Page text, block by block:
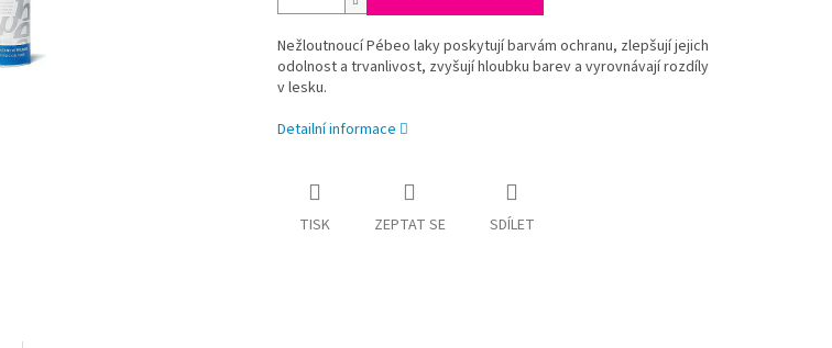
Nežloutnoucí Pébeo laky poskytují barvám ochranu, zlepšují jejich
odolnost a trvanlivost, zvyšují hloubku barev a vyrovnávají rozdíly
v lesku.
Detailní informace
TISK ZEPTAT SE SDÍLET